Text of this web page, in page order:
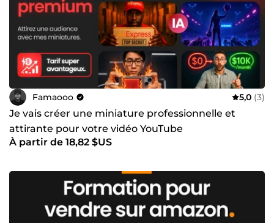
ambitions. À très bientôt, famaooo Parce que chaque
projet mérite d’être unique.
Famaooo 5,0 (3)
Je vais créer une miniature professionnelle et
attirante pour votre vidéo YouTube
À partir de 18,82 $US